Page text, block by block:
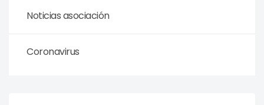
Noticias asociación
Coronavirus